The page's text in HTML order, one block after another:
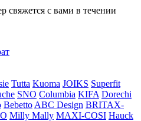
свяжется с вами в течении
Tutta Kuoma JOIKS Superfit
SNO Columbia KIFA Dorechi
Bebetto ABC Design BRITAX-
Milly Mally MAXI-COSI Hauck